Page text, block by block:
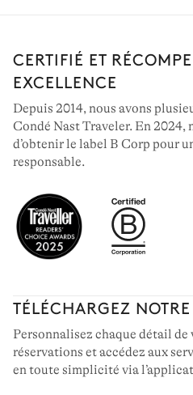
144 villas à louer
PORTUGAL
104 villas à louer
CERTIFIÉ ET
EXCELLENCE
Depuis 2014, nous avons
Condé Nast Traveler. En 2024,
d’obtenir le label B Corp pour
responsable.
TÉLÉCHARGEZ
Personnalisez chaque détail de
réservations et accédez aux
en toute simplicité via